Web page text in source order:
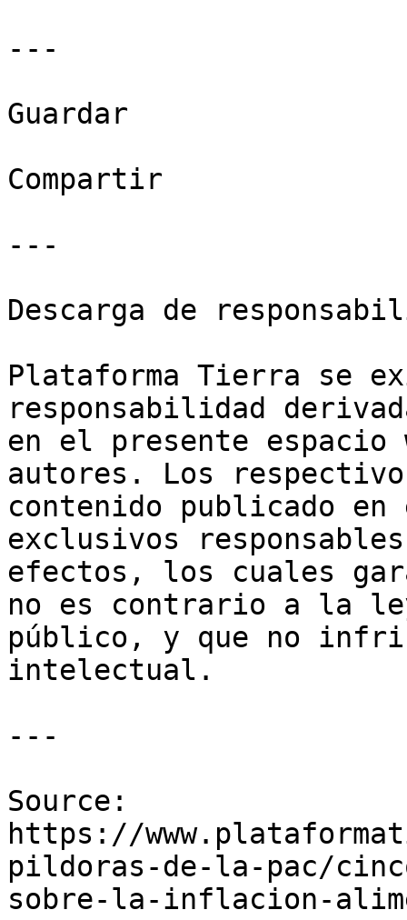
---
Guardar
Compartir
---
Descarga de
Plataforma Tierra se
responsabilidad
en el presente espacio
autores. Los
contenido publicado
exclusivos
efectos, los cuales
no es contrario a la
público, y que no
intelectual.
---
Source:
https://
pildoras-de-la-pac/